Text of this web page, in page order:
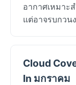
อากาศเหมาะ
แต่อาจรบกวน
Cloud
In มกราคม